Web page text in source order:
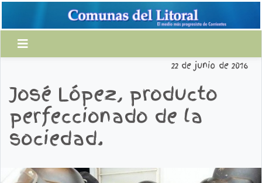
22 de junio de 2016
José López, producto
perfeccionado de la
sociedad.